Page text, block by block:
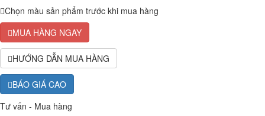
Chọn màu sản phẩm trước khi mua hàng
MUA HÀNG NGAY
HƯỚNG DẪN MUA HÀNG
BÁO GIÁ CAO
Tư vấn - Mua hàng